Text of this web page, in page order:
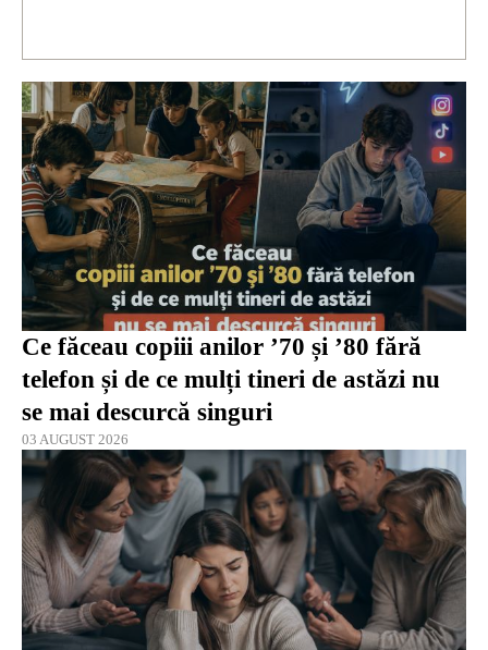
Ce făceau copiii anilor ’70 și ’80 fără
telefon și de ce mulți tineri de astăzi nu
se mai descurcă singuri
03 AUGUST 2026